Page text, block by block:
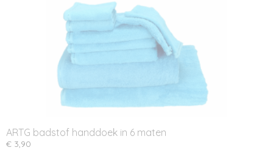
ARTG badstof handdoek in 6 maten
€ 3,90